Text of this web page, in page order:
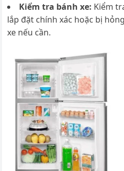
Kiểm tra bánh xe: Kiểm
lắp đặt chính xác hoặc bị
xe nếu cần.